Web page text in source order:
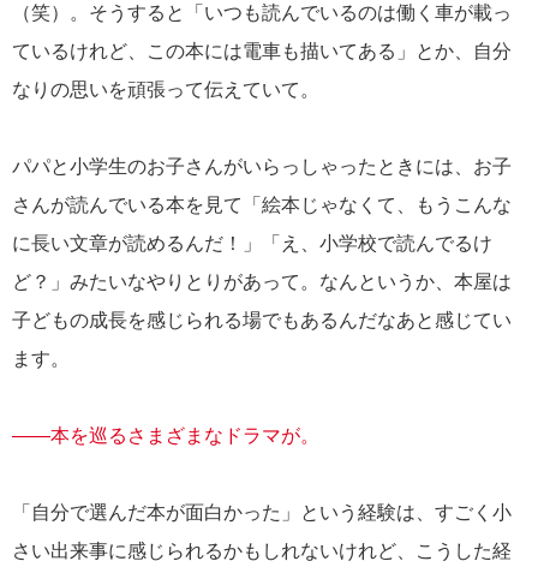
（笑）。そうすると「いつも読んでいるのは働く車が載っ
ているけれど、この本には電車も描いてある」とか、自分
なりの思いを頑張って伝えていて。
パパと小学生のお子さんがいらっしゃったときには、お子
さんが読んでいる本を見て「絵本じゃなくて、もうこんな
に長い文章が読めるんだ！」「え、小学校で読んでるけ
ど？」みたいなやりとりがあって。なんというか、本屋は
子どもの成長を感じられる場でもあるんだなあと感じてい
ます。
――本を巡るさまざまなドラマが。
「自分で選んだ本が面白かった」という経験は、すごく小
さい出来事に感じられるかもしれないけれど、こうした経